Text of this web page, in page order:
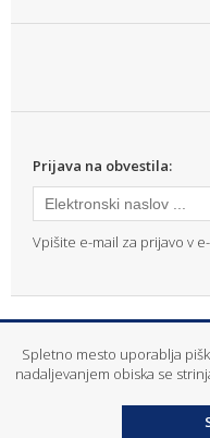
Prijava na obvestila:
Vpišite e-mail za prijavo v
© 2026Mitras d.o.o.-
Spletno mesto uporablja
nadaljevanjem obiska se